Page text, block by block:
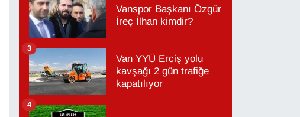
Vanspor Başkanı Özgür
İreç İlhan kimdir?
Van YYÜ Erciş yolu
kavşağı 2 gün trafiğe
kapatılıyor
3
4